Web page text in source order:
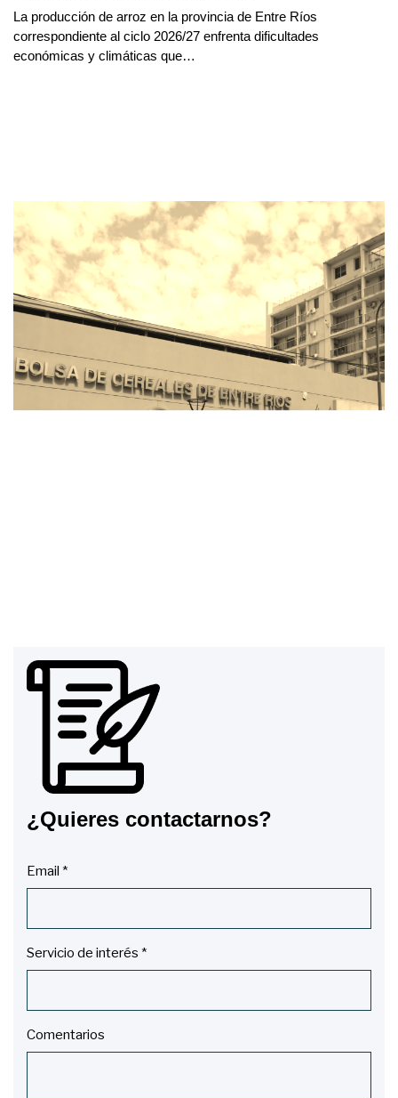
La producción de arroz en la provincia de Entre Ríos
correspondiente al ciclo 2026/27 enfrenta dificultades
económicas y climáticas que…
¿Quieres contactarnos?
Email *
Servicio de interés *
Comentarios